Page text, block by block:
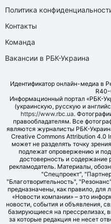
Политика
Контакты
Команда
Вакансии в РБК-Украина
Идентификатор онлайн-медиа в
Информационный портал «РБК-
(украинскую, русскую и
https://www.rbc.ua.
правообладателям. Все
являются журналисты РБК-
Creative Commons Attribution 4.0
может не разделять точку
подлежат опровержению и
достоверность и содержание
рекламодатель. Материалы,
"Спецпроект",
"Благотворительность",
предназначены, как правило, для
«Новости компании» – это
новости, события и объявления,
базирующиеся на прессрелизах,
за которые редакция не несет